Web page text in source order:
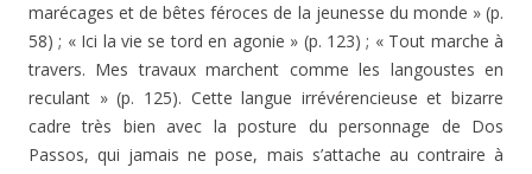
marécages et de bêtes féroces de la jeunesse du monde » (p.
58) ; « Ici la vie se tord en agonie » (p. 123) ; « Tout marche à
travers. Mes travaux marchent comme les langoustes en
reculant » (p. 125). Cette langue irrévérencieuse et bizarre
cadre très bien avec la posture du personnage de Dos
Passos, qui jamais ne pose, mais s’attache au contraire à